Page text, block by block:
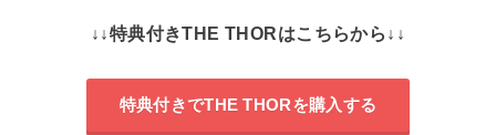
↓↓特典付きTHE THORはこちらから↓↓
特典付きでTHE THORを購入する